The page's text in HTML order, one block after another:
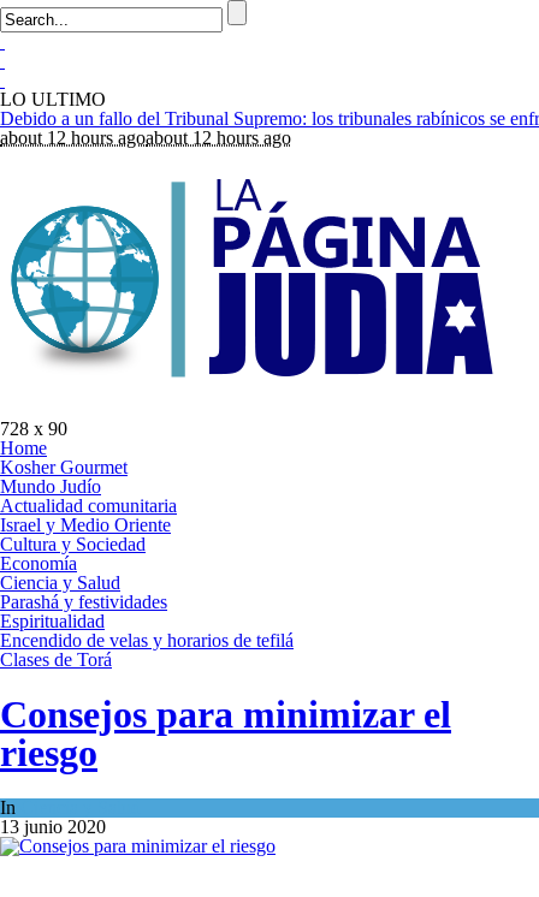
LO ULTIMO
about 12 hours agoabout 12 hours ago
728 x 90
Home
Kosher Gourmet
Mundo Judío
Actualidad comunitaria
Israel y Medio Oriente
Cultura y Sociedad
Economía
Ciencia y Salud
Parashá y festividades
Espiritualidad
Encendido de velas y horarios de tefilá
Clases de Torá
Consejos para minimizar el
riesgo
In
13 junio 2020